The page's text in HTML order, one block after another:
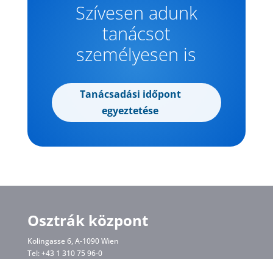
Szívesen adunk
tanácsot
személyesen is
Tanácsadási időpont
egyeztetése
Osztrák központ
Kolingasse 6, A-1090 Wien
Tel: +43 1 310 75 96-0